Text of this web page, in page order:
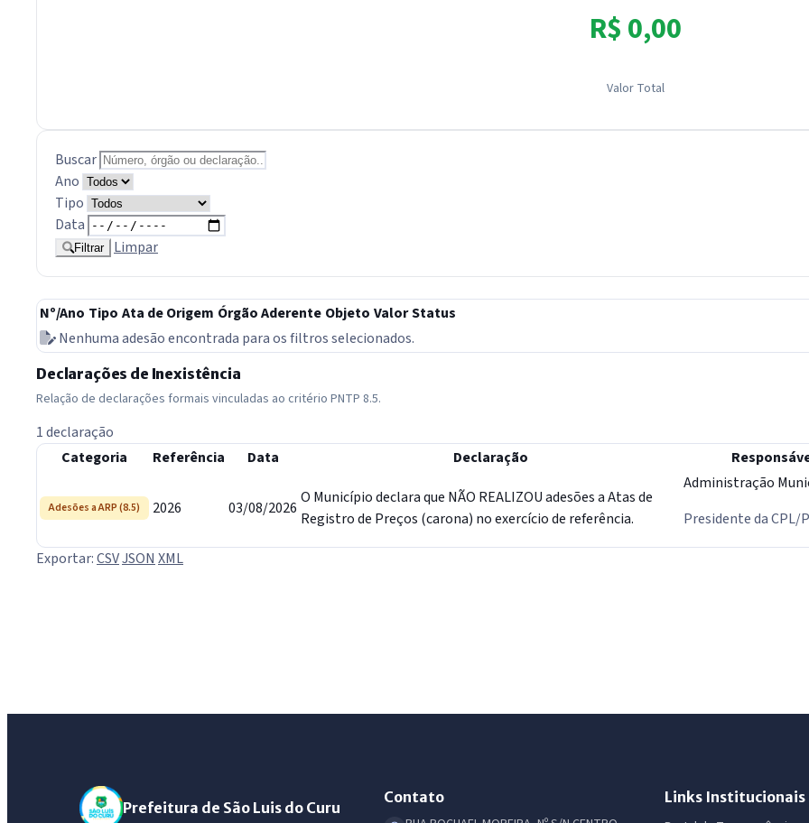
R$ 0,00
Valor Total
Buscar
Ano
Tipo
Data
Filtrar Limpar
Nº/Ano Tipo Ata de Origem Órgão Aderente Objeto ValorStatus
Nenhuma adesão encontrada para os filtros selecionados.
Declarações de Inexistência
Relação de declarações formais vinculadas ao critério PNTP 8.5.
1 declaração
Categoria
Referência Data Declaração
Adesões a ARP (8.5) 2026 03/08/2026
O Município declara que NÃO REALIZOU adesões a Atas de
Registro de Preços (carona) no exercício de referência.
Administração
Presidente da CPL/
Exportar:CSVJSON XML
Prefeitura de São Luis do Curu
Contato
Links Institucionais